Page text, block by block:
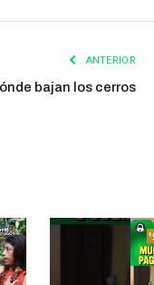
ANTERIOR
bajan los cerros